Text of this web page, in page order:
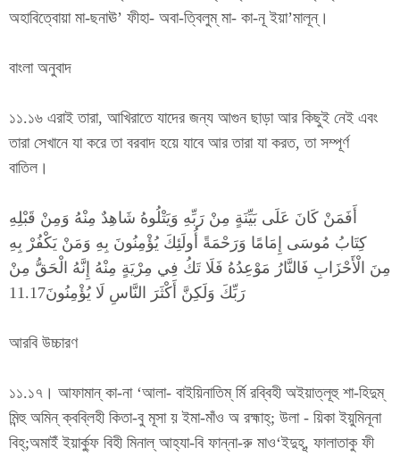
অহাবিত্বোয়া মা-ছনাঊ’ ফীহা- অবা-ত্বিলুম্ মা- কা-নূ ইয়া’মালূন্।
বাংলা অনুবাদ
১১.১৬ এরাই তারা, আখিরাতে যাদের জন্য আগুন ছাড়া আর কিছুই নেই এবং
তারা সেখানে যা করে তা বরবাদ হয়ে যাবে আর তারা যা করত, তা সম্পূর্ণ
বাতিল।
أَفَمَنْ كَانَ عَلَى بَيِّنَةٍ مِنْ رَبِّهِ وَيَتْلُوهُ شَاهِدٌ مِنْهُ وَمِنْ قَبْلِهِ
كِتَابُ مُوسَى إِمَامًا وَرَحْمَةً أُولَئِكَ يُؤْمِنُونَ بِهِ وَمَنْ يَكْفُرْ بِهِ
مِنَ الْأَحْزَابِ فَالنَّارُ مَوْعِدُهُ فَلَا تَكُ فِي مِرْيَةٍ مِنْهُ إِنَّهُ الْحَقُّ مِنْ
رَبِّكَ وَلَكِنَّ أَكْثَرَ النَّاسِ لَا يُؤْمِنُونَ11.17
আরবি উচ্চারণ
১১.১৭। আফামান্ কা-না ‘আলা- বাইয়িনাতিম্ র্মি রব্বিহী অইয়াত্লূহু শা-হিদুম্
মিন্হু অমিন্ ক্বব্লিহী কিতা-বু মূসা য় ইমা-মাঁও অ রহ্মাহ্; উলা - য়িকা ইয়ুমিনূনা
বিহ্;অমাইঁ ইয়ার্ক্ফু বিহী মিনাল্ আহ্যা-বি ফান্না-রু মাও‘ইদুহূ, ফালাতাকু ফী